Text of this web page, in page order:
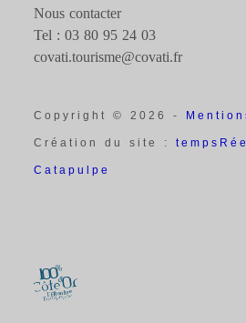
Nous contacter
Tel : 03 80 95 24 03
covati.tourisme@covati.fr
Copyright © 2026 -
Création du site :
Catapulpe